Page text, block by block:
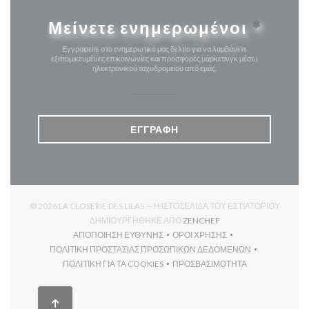
Μείνετε ενημερωμένοι *
Εγγραφείτε στο ενημερωτικό μας δελτίο για να λαμβάνετε
εξατομικευμένες επικοινωνίες και προσφορές μάρκετινγκ μέσω
ηλεκτρονικού ταχυδρομείου από εμάς.
ΕΓΓΡΑΦΉ
© 2026 LA CLOSERIE DES LILAS — Η ΙΣΤΟΣΕΛΊΔΑ ΤΟΥ ΕΣΤΙΑΤΟΡΊΟΥ
ΔΗΜΙΟΥΡΓΉΘΗΚΕ ΑΠΌZENCHEF((ΑΝΟΊΓΕΙ ΣΕ ΝΈΟ
ΑΠΟΠΟΊΗΣΗ ΕΥΘΎΝΗΣ
((ΑΝΟΊΓΕΙ ΣΕ ΝΈΟ ΠΑΡΆΘΥΡΟ))
ΌΡΟΙ ΧΡΉΣΗΣ
((ΑΝΟΊΓΕΙ ΣΕ ΝΈΟ
ΠΟΛΙΤΙΚΉ ΠΡΟΣΤΑΣΊΑΣ ΠΡΟΣΩΠΙΚΏΝ ΔΕΔΟΜΈΝΩΝ
((ΑΝΟΊΓΕΙ ΣΕ ΝΈΟ ΠΑΡΆΘΥΡΟ))
ΠΟΛΙΤΙΚΉ ΓΙΑ ΤΑ COOKIES
((ΑΝΟΊΓΕΙ ΣΕ ΝΈΟ ΠΑΡΆΘΥΡΟ))
ΠΡΟΣΒΑΣΙΜΌΤΗΤΑ
((ΑΝΟΊΓΕΙ ΣΕ ΝΈΟ